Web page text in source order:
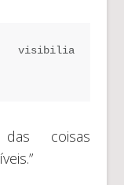
visibilia
das coisas